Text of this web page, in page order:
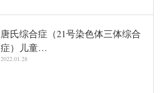
唐氏综合症（21号染色体三体综合
症）儿童…
2022.01.28